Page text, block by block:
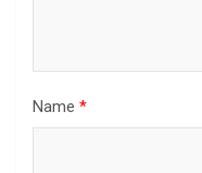
Name *